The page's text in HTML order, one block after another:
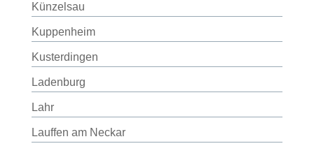
Künzelsau
Kuppenheim
Kusterdingen
Ladenburg
Lahr
Lauffen am Neckar